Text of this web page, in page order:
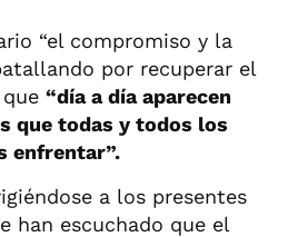
“el compromiso y la
por recuperar el
“día a día aparecen
que todas y todos los
enfrentar”.
a los presentes
han escuchado que el